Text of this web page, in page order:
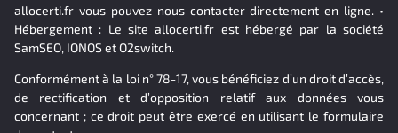
allocerti.fr vous pouvez nous contacter directement en ligne. •
Hébergement : Le site allocerti.fr est hébergé par la société
SamSEO, IONOS et O2switch.
Conformément à la loi n° 78-17, vous bénéficiez d’un droit d’accès,
de rectification et d’opposition relatif aux données vous
concernant ; ce droit peut être exercé en utilisant le formulaire